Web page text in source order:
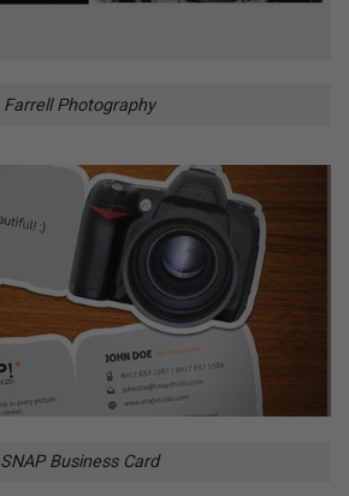
Farrell Photography
SNAP Business Card